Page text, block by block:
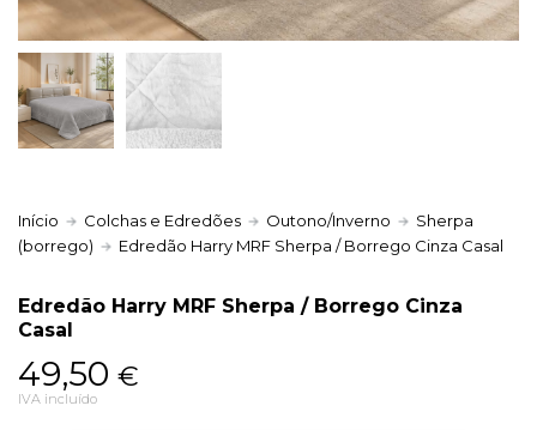
Política de Privacidade
Início Colchas e Edredões Outono/Inverno
Sherpa
(borrego)
Edredão Harry MRF Sherpa / Borrego Cinza Casal
Edredão Harry MRF Sherpa / Borrego Cinza
Casal
49,50 €
IVA incluído